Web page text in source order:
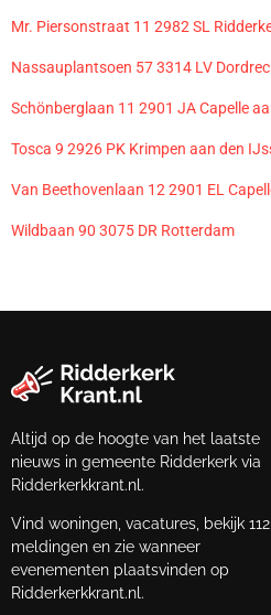
Mr. Piersonstraat 11 2982 SL
Nassauplantsoen 57 3314 LV
Schönberglaan 11 2901 JA Capelle
Tosca 9 2926 PK Krimpen aan den
Van Beethovenlaan 12 2901 EL
Wildbaan 90 3075 DR Rotterdam
Altijd op de hoogte van het laatste
nieuws in gemeente Ridderkerk via
Ridderkerkkrant.nl.
Vind woningen, vacatures, bekijk 112
meldingen en zie wanneer
evenementen plaatsvinden op
Ridderkerkkrant.nl.